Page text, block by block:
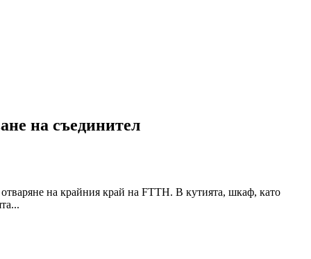
на съединител
на крайния край на FTTH. В кутията, шкаф, като